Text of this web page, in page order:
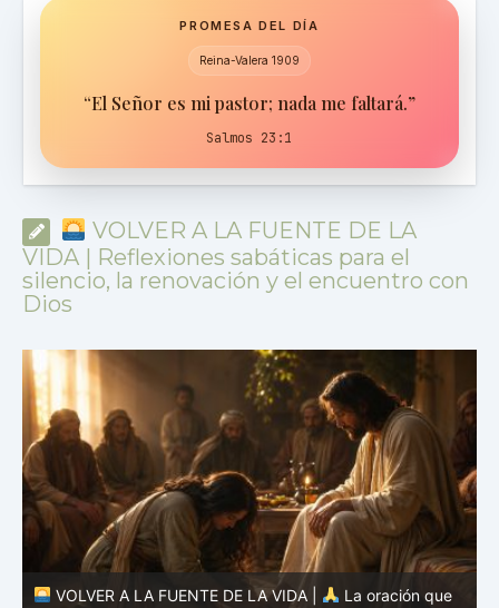
PROMESA DEL DÍA
Reina-Valera 1909
“El Señor es mi pastor; nada me faltará.”
Salmos 23:1
VOLVER A LA FUENTE DE LA
VIDA | Reflexiones sabáticas para el
silencio, la renovación y el encuentro con
Dios
VOLVER A LA FUENTE DE LA VIDA |
La oración que